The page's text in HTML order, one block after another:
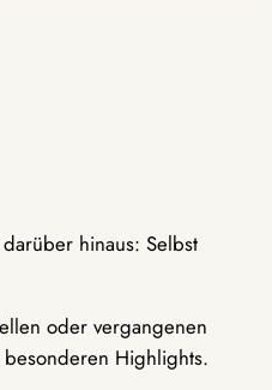
hinaus: Selbst
oder vergangenen
Highlights.